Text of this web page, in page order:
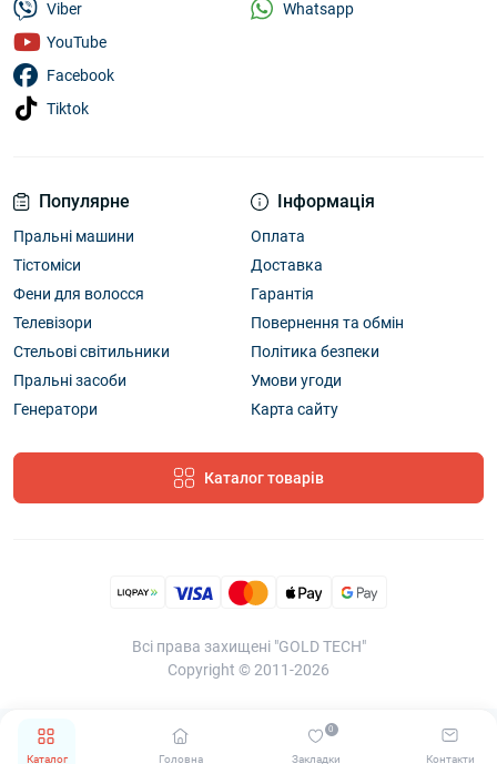
Каталог Головна Закладки
0
Контакти
Популярне
Пральні машини
Тістоміси
Фени для волосся
Телевізори
Стельові світильники
Пральні засоби
Генератори
Інформація
Оплата
Доставка
Гарантія
Повернення та обмін
Політика безпеки
Умови угоди
Карта сайту
Каталог товарів
Viber
YouTube
Facebook
Tiktok
Whatsapp
Всі права захищені "GOLD TECH"
Copyright © 2011-2026